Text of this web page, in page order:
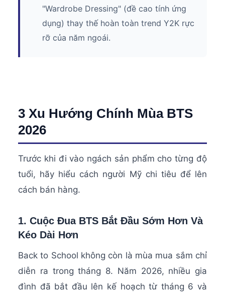
"Wardrobe Dressing" (đề cao tính ứng
dụng) thay thế hoàn toàn trend Y2K rực
rỡ của năm ngoái.
3 Xu Hướng Chính Mùa BTS
2026
Trước khi đi vào ngách sản phẩm cho từng độ
tuổi, hãy hiểu cách người Mỹ chi tiêu để lên
cách bán hàng.
1. Cuộc Đua BTS Bắt Đầu Sớm Hơn Và
Kéo Dài Hơn
Back to School không còn là mùa mua sắm chỉ
diễn ra trong tháng 8. Năm 2026, nhiều gia
đình đã bắt đầu lên kế hoạch từ tháng 6 và